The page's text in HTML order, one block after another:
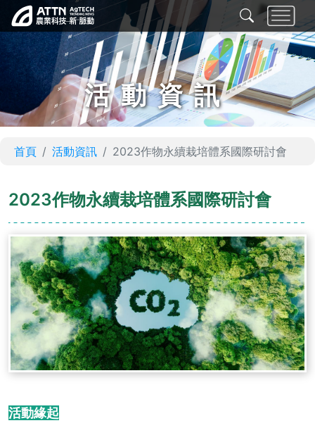
活動資訊
首頁 活動資訊 2023作物永續栽培體系國際研討會
2023作物永續栽培體系國際研討會
活動緣起